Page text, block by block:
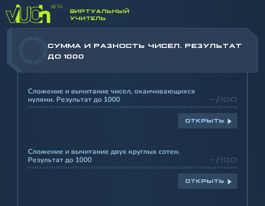
ВИРТУАЛЬНЫЙ
УЧИТЕЛЬ
СУММА И РАЗНОСТЬ ЧИСЕЛ. РЕЗУЛЬТАТ
ДО 1000
Сложение и вычитание чисел, оканчивающихся
нулями. Результат до 1000
-/100
ОТКРЫТЬ
Сложение и вычитание двух круглых сотен.
Результат до 1000
-/100
ОТКРЫТЬ